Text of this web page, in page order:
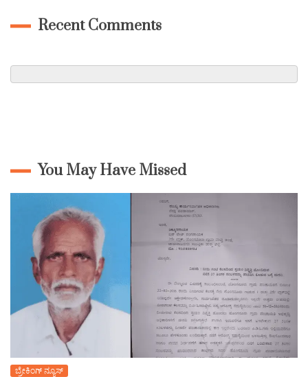
Recent Comments
You May Have Missed
ಬ್ರೇಕಿಂಗ್ ನ್ಯೂಸ್